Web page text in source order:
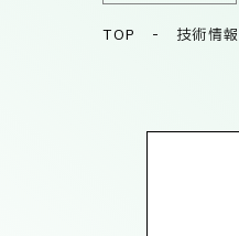
TOP - 技術情報